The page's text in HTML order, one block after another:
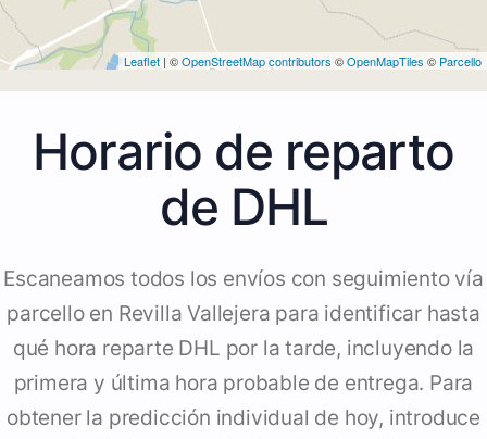
Leaflet | ©OpenStreetMap contributors ©OpenMapTiles © Parcello
Horario de reparto
de DHL
Escaneamos todos los envíos con seguimiento vía
parcello en Revilla Vallejera para identificar hasta
qué hora reparte DHL por la tarde, incluyendo la
primera y última hora probable de entrega. Para
obtener la predicción individual de hoy, introduce